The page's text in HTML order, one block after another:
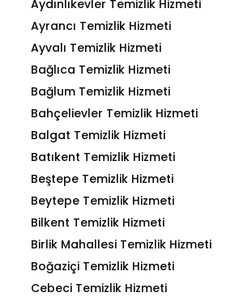
Aydınlıkevler Temizlik Hizmeti
Ayrancı Temizlik Hizmeti
Ayvalı Temizlik Hizmeti
Bağlıca Temizlik Hizmeti
Bağlum Temizlik Hizmeti
Bahçelievler Temizlik Hizmeti
Balgat Temizlik Hizmeti
Batıkent Temizlik Hizmeti
Beştepe Temizlik Hizmeti
Beytepe Temizlik Hizmeti
Bilkent Temizlik Hizmeti
Birlik Mahallesi Temizlik Hizmeti
Boğaziçi Temizlik Hizmeti
Cebeci Temizlik Hizmeti